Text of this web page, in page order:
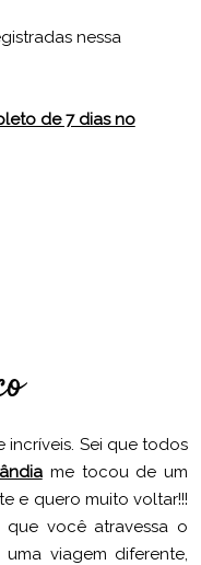
nessa
de 7 dias no
incríveis. Sei que todos
me tocou de um
e quero muito voltar!!!
você atravessa o
viagem diferente,